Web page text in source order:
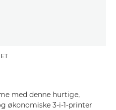
med denne hurtige,
økonomiske 3-i-1-printer